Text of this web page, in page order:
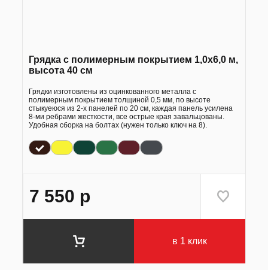
Грядка с полимерным покрытием 1,0х6,0 м,
высота 40 см
Грядки изготовлены из оцинкованного металла с
полимерным покрытием толщиной 0,5 мм, по высоте
стыкуеюся из 2-х панелей по 20 см, каждая панель усилена
8-ми ребрами жесткости, все острые края завальцованы.
Удобная сборка на болтах (нужен только ключ на 8).
7 550 р
в 1 клик